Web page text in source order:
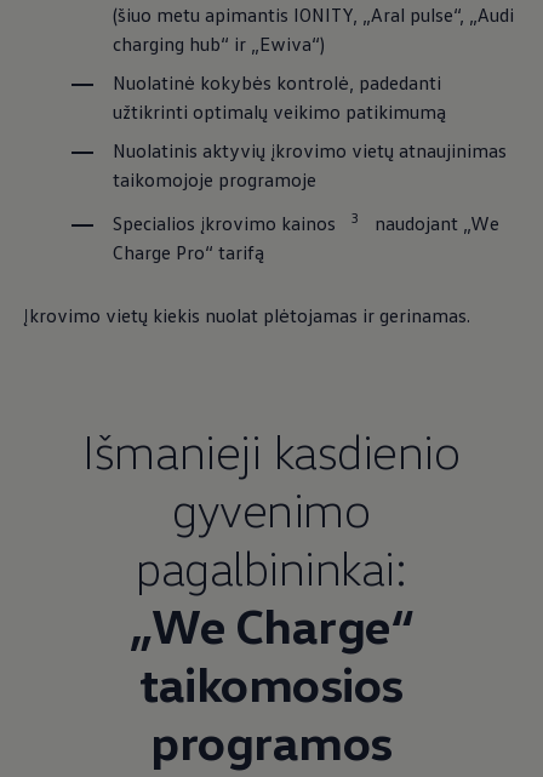
(šiuo metu apimantis IONITY, „Aral pulse“, „Audi
charging hub“ ir „Ewiva“)
Nuolatinė kokybės kontrolė, padedanti
užtikrinti optimalų veikimo patikimumą
Nuolatinis aktyvių įkrovimo vietų atnaujinimas
taikomojoje programoje
Specialios įkrovimo kainos
3
naudojant „We
Charge Pro“ tarifą
Įkrovimo vietų kiekis nuolat plėtojamas ir gerinamas.
Išmanieji kasdienio
gyvenimo
pagalbininkai:
„We Charge“
taikomosios
programos